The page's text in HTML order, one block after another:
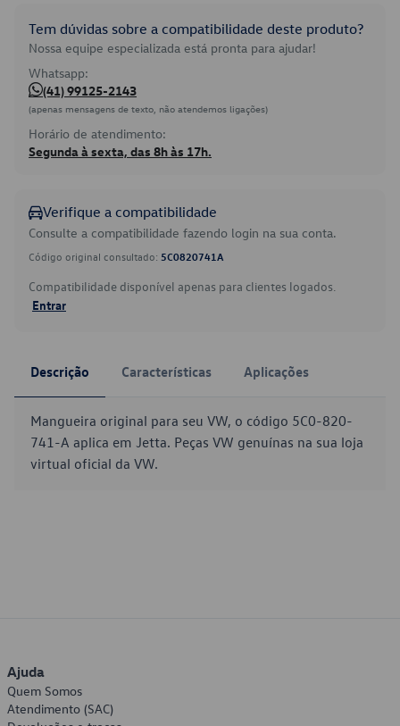
Tem dúvidas sobre a compatibilidade deste produto?
Nossa equipe especializada está pronta para ajudar!
Whatsapp:
(41) 99125-2143
(apenas mensagens de texto, não atendemos ligações)
Horário de atendimento:
Segunda à sexta, das 8h às 17h.
Verifique a compatibilidade
Consulte a compatibilidade fazendo login na sua conta.
Código original consultado: 5C0820741A
Compatibilidade disponível apenas para clientes logados.
Entrar
Descrição Características Aplicações
Mangueira original para seu VW, o código 5C0-820-
741-A aplica em Jetta. Peças VW genuínas na sua loja
virtual oficial da VW.
Ajuda
Quem Somos
Atendimento (SAC)